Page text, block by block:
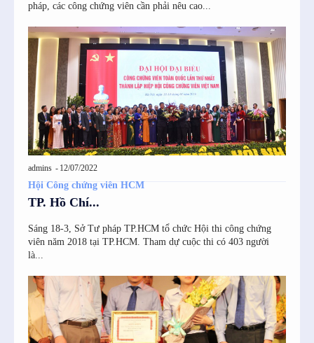
pháp, các công chứng viên cần phải nêu cao...
admins - 12/07/2022
Hội Công chứng viên HCM
TP. Hồ Chí...
Sáng 18-3, Sở Tư pháp TP.HCM tổ chức Hội thi công chứng
viên năm 2018 tại TP.HCM. Tham dự cuộc thi có 403 người
là...